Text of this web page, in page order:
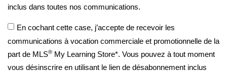
inclus dans toutes nos communications.
En cochant cette case, j’accepte de recevoir les
communications à vocation commerciale et promotionnelle de la
part de MLS® My Learning Store*. Vous pouvez à tout moment
vous désinscrire en utilisant le lien de désabonnement inclus